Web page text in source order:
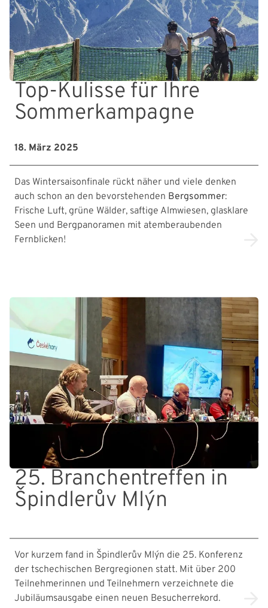
Top-Kulisse für Ihre
Sommerkampagne
18. März 2025
Das Wintersaisonfinale rückt näher und viele denken
auch schon an den bevorstehenden Bergsommer:
Frische Luft, grüne Wälder, saftige Almwiesen, glasklare
Seen und Bergpanoramen mit atemberaubenden
Fernblicken!
25. Branchentreffen in
Špindlerův Mlýn
Vor kurzem fand in Špindlerův Mlýn die 25. Konferenz
der tschechischen Bergregionen statt. Mit über 200
Teilnehmerinnen und Teilnehmern verzeichnete die
Jubiläumsausgabe einen neuen Besucherrekord.